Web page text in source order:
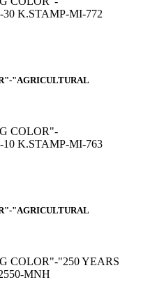
"AGRICULTURAL
"AGRICULTURAL